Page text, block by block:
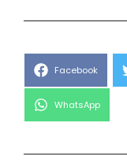
Share
Facebook
Share
WhatsApp